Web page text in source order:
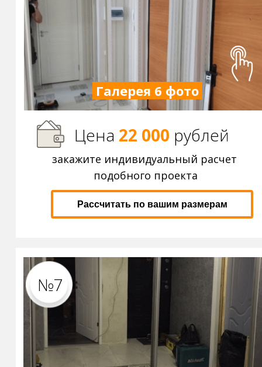
№7
закажите индивидуальный расчет
подобного проекта
Галерея 6 фото
Цена 22 000 рублей
Рассчитать по вашим размерам